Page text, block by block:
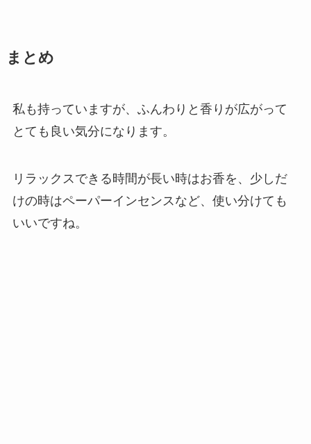
まとめ
私も持っていますが、ふんわりと香りが広がって
とても良い気分になります。
リラックスできる時間が長い時はお香を、少しだ
けの時はペーパーインセンスなど、使い分けても
いいですね。